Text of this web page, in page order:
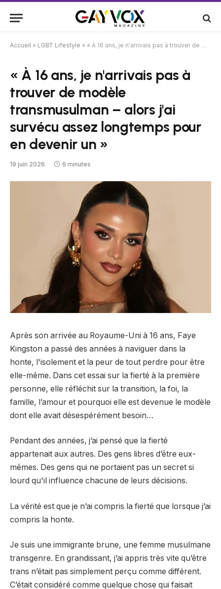
Accueil » LGBT Lifestyle » « À 16 ans, je n'arrivais pas à trouver de modèle transmusulman – alors j'ai survécu assez longtemps pour en devenir un »
« À 16 ans, je n'arrivais pas à
trouver de modèle
transmusulman – alors j'ai
survécu assez longtemps pour
en devenir un »
19 juin 2026 6 minutes
Après son arrivée au Royaume-Uni à 16 ans, Faye
Kingston a passé des années à naviguer dans la
honte, l'isolement et la peur de tout perdre pour être
elle-même. Dans cet essai sur la fierté à la première
personne, elle réfléchit sur la transition, la foi, la
famille, l’amour et pourquoi elle est devenue le modèle
dont elle avait désespérément besoin…
Pendant des années, j’ai pensé que la fierté
appartenait aux autres. Des gens libres d’être eux-
mêmes. Des gens qui ne portaient pas un secret si
lourd qu'il influence chacune de leurs décisions.
La vérité est que je n’ai compris la fierté que lorsque j’ai
compris la honte.
Je suis une immigrante brune, une femme musulmane
transgenre. En grandissant, j’ai appris très vite qu’être
trans n’était pas simplement perçu comme différent.
C’était considéré comme quelque chose qui faisait